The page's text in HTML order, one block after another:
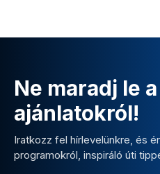
Ne maradj le
ajánlatokról!
Iratkozz fel hírlevelünkre, és
programokról, inspiráló úti